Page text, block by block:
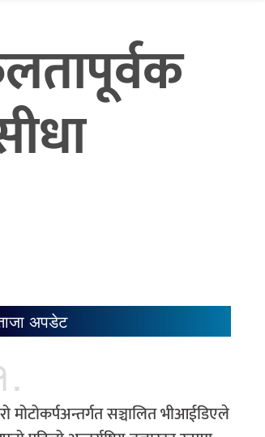
अपडेट
मोटोकर्पअन्तर्गत सञ्चालित भीआईडिएले